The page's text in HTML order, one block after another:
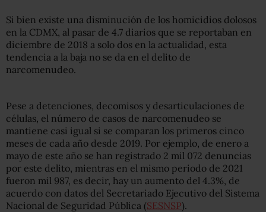
Si bien existe una disminución de los homicidios dolosos
en la CDMX, al pasar de 4.7 diarios que se reportaban en
diciembre de 2018 a solo dos en la actualidad, esta
tendencia a la baja no se da en el delito de
narcomenudeo.
Pese a detenciones, decomisos y desarticulaciones de
células, el número de casos de narcomenudeo se
mantiene casi igual si se comparan los primeros cinco
meses de cada año desde 2019. Por ejemplo, de enero a
mayo de este año se han registrado 2 mil 072 denuncias
por este delito, mientras en el mismo periodo de 2021
fueron mil 987, es decir, hay un aumento del 4.3%, de
acuerdo con datos del Secretariado Ejecutivo del Sistema
Nacional de Seguridad Pública (SESNSP).